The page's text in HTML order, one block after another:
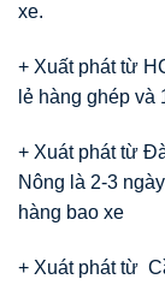
xe.
+ Xuất phát từ
lẻ hàng ghép
+ Xuát phát từ
Nông là 2-3
hàng bao xe
+ Xuát phát từ